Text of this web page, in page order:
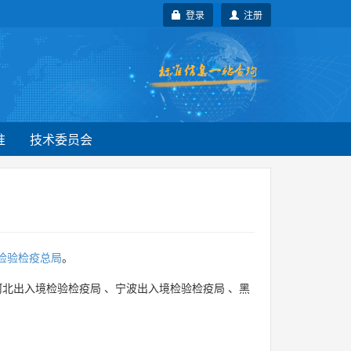
注册
登录
技术委员会
验检疫总局。
北出入境检验检疫局 、 宁波出入境检验检疫局 、 黑